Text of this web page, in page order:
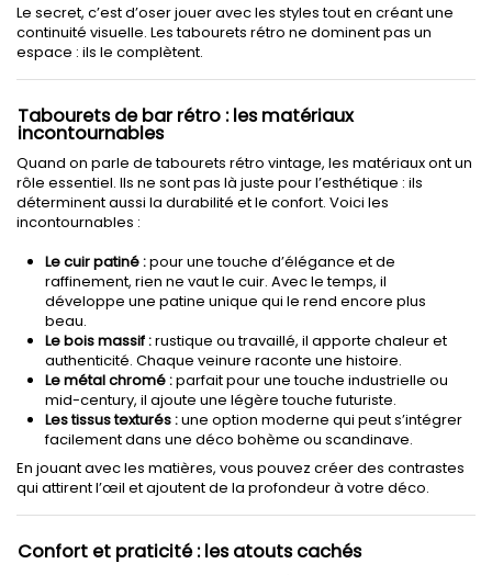
Le secret, c’est d’oser jouer avec les styles tout en créant une
continuité visuelle. Les tabourets rétro ne dominent pas un
espace : ils le complètent.
Tabourets de bar rétro : les matériaux
incontournables
Quand on parle de tabourets rétro vintage, les matériaux ont un
rôle essentiel. Ils ne sont pas là juste pour l’esthétique : ils
déterminent aussi la durabilité et le confort. Voici les
incontournables :
Le cuir patiné :pour une touche d’élégance et de
raffinement, rien ne vaut le cuir. Avec le temps, il
développe une patine unique qui le rend encore plus
beau.
Le bois massif :rustique ou travaillé, il apporte chaleur et
authenticité. Chaque veinure raconte une histoire.
Le métal chromé :parfait pour une touche industrielle ou
mid-century, il ajoute une légère touche futuriste.
Les tissus texturés :une option moderne qui peut s’intégrer
facilement dans une déco bohème ou scandinave.
En jouant avec les matières, vous pouvez créer des contrastes
qui attirent l’œil et ajoutent de la profondeur à votre déco.
Confort et praticité : les atouts cachés